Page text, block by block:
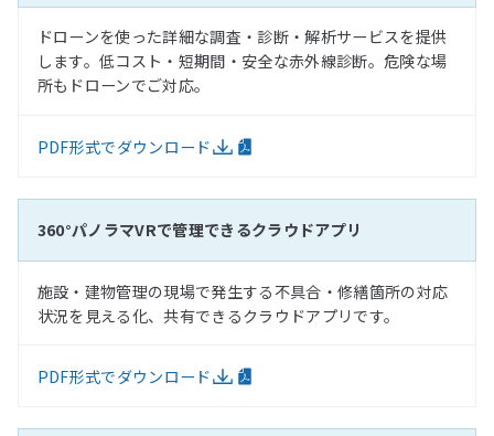
ドローンを使った詳細な調査・診断・解析サービスを提供
します。低コスト・短期間・安全な赤外線診断。危険な場
所もドローンでご対応。
PDF形式でダウンロード
360°パノラマVRで管理できるクラウドアプリ
施設・建物管理の現場で発生する不具合・修繕箇所の対応
状況を見える化、共有できるクラウドアプリです。
PDF形式でダウンロード